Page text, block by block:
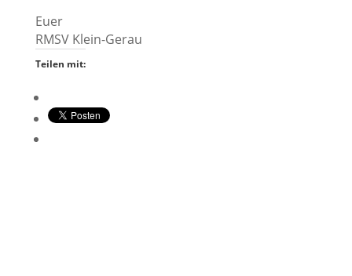
Euer
RMSV Klein-Gerau
Teilen mit: